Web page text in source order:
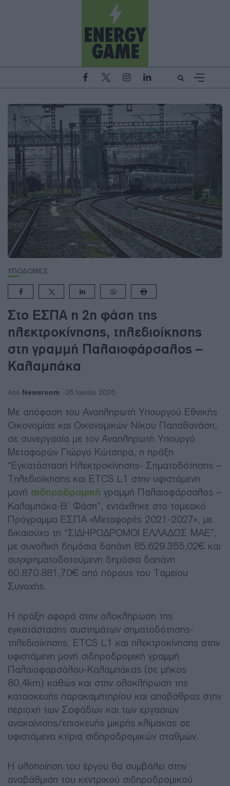
ΥΠΟΔΟΜΕΣ
Στο ΕΣΠΑ η 2η φάση της
ηλεκτροκίνησης, τηλεδιοίκησης
στη γραμμή Παλαιοφάρσαλος –
Καλαμπάκα
Από Newsroom 25 Ιουνίου 2026
Με απόφαση του Αναπληρωτή Υπουργού Εθνικής
Οικονομίας και Οικονομικών Νίκου Παπαθανάση,
σε συνεργασία με τον Αναπληρωτή Υπουργό
Μεταφορών Γιώργο Κώτσηρα, η πράξη
“Εγκατάσταση Ηλεκτροκίνησης- Σηματοδότησης –
Τηλεδιοίκησης και ETCS L1 στην υφιστάμενη
μονή σιδηροδρομική γραμμή Παλαιοφάρσαλος –
Καλαμπάκα-Β’ Φάση”, εντάχθηκε στο τομεακό
Πρόγραμμα ΕΣΠΑ «Μεταφορές 2021-2027», με
δικαιούχο τη “ΣΙΔΗΡΟΔΡΟΜΟΙ ΕΛΛΑΔΟΣ ΜΑΕ”,
με συνολική δημόσια δαπάνη 85.629.355,02€ και
συγχρηματοδοτούμενη δημόσια δαπάνη
60.870.881,70€ από πόρους του Ταμείου
Συνοχής.
Η πράξη αφορά στην ολοκλήρωση της
εγκατάστασης συστημάτων σηματοδότησης-
τηλεδιοίκησης, ETCS L1 και ηλεκτροκίνησης στην
υφιστάμενη μονή σιδηροδρομική γραμμή
Παλαιοφαρσάλου-Καλαμπάκας (σε μήκος
80,4km) καθώς και στην ολοκλήρωση της
κατασκευής παρακαμπτηρίου και αποβάθρας στην
περιοχή των Σοφάδων και των εργασιών
ανακαίνισης/επισκευής μικρής κλίμακας σε
υφιστάμενα κτίρια σιδηροδρομικών σταθμών.
Η υλοποίηση του έργου θα συμβάλει στην
αναβάθμιση του κεντρικού σιδηροδρομικού